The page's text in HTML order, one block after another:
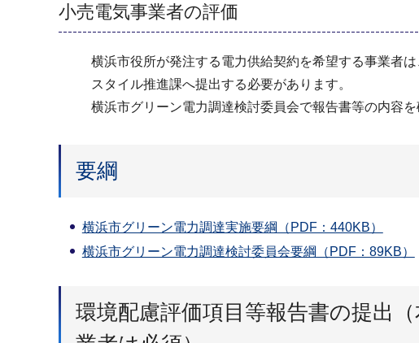
小売電気事業者の評価
横浜市役所が発注する電力供給契約を希望する事業者
スタイル推進課へ提出する必要があります。
横浜市グリーン電力調達検討委員会で報告書等の内容
要綱
横浜市グリーン電力調達実施要綱（PDF：440KB）
横浜市グリーン電力調達検討委員会要綱（PDF：89KB）
環境配慮評価項目等報告書の提出